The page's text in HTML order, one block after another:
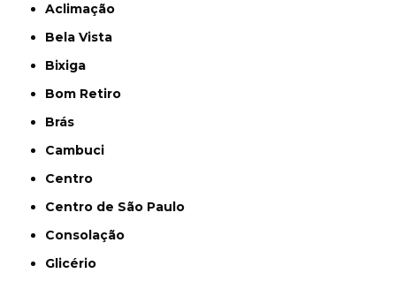
Aclimação
Bela Vista
Bixiga
Bom Retiro
Brás
Cambuci
Centro
Centro de São Paulo
Consolação
Glicério